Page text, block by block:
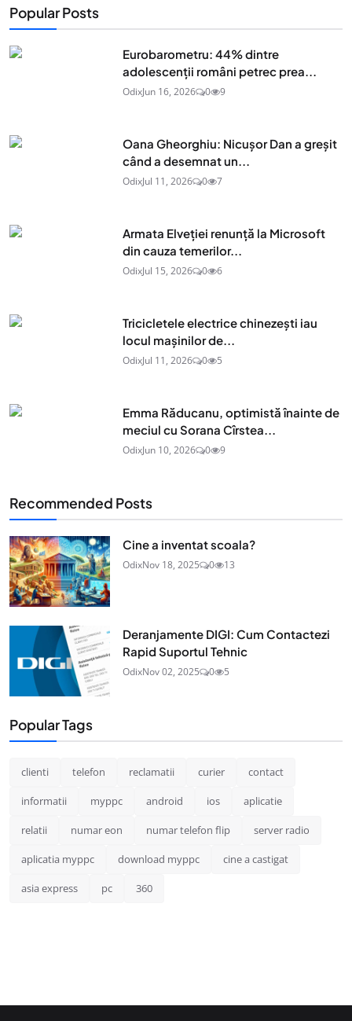
Popular Posts
Eurobarometru: 44% dintre
adolescenţii români petrec prea...
OdixJun 16, 2026 0 9
Oana Gheorghiu: Nicușor Dan a greșit
când a desemnat un...
OdixJul 11, 2026 0 7
Armata Elveției renunță la Microsoft
din cauza temerilor...
OdixJul 15, 2026 0 6
Tricicletele electrice chinezești iau
locul mașinilor de...
OdixJul 11, 2026 0 5
Emma Răducanu, optimistă înainte de
meciul cu Sorana Cîrstea...
OdixJun 10, 2026 0 9
Recommended Posts
Cine a inventat scoala?
OdixNov 18, 2025 0 13
Deranjamente DIGI: Cum Contactezi
Rapid Suportul Tehnic
OdixNov 02, 2025 0 5
Popular Tags
clienti telefon reclamatii curier contact
informatii myppc android ios aplicatie
relatii numar eon numar telefon flip server radio
aplicatia myppc download myppc cine a castigat
asia express pc 360